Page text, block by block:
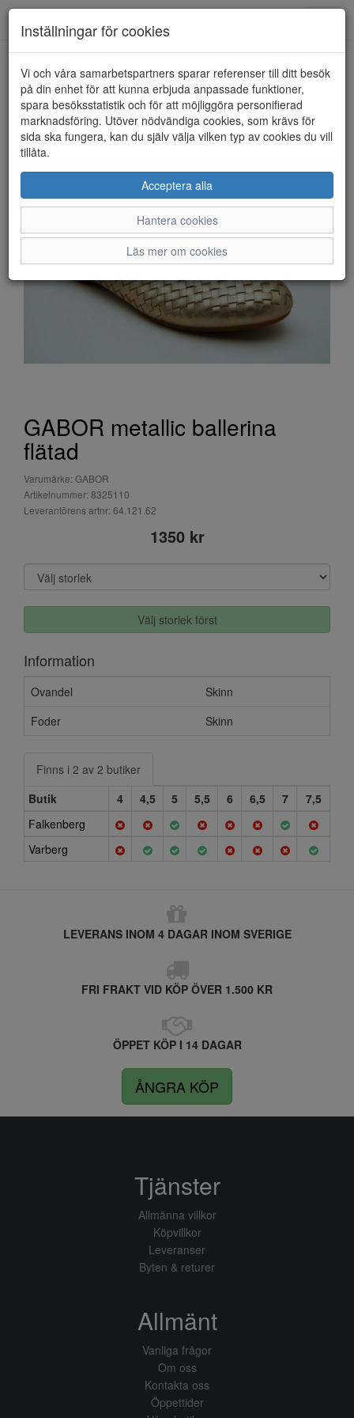
HEM GABOR
GABOR metallic ballerina
flätad
Varumärke: GABOR
Artikelnummer: 8325110
Leverantörens artnr: 64.121.62
1350 kr
Välj storlek först
Information
Ovandel
Skinn
Foder
Skinn
Finns i 2 av 2 butiker
Butik
4 4,5 5 5,5 6 6,5 7
7,5
Falkenberg
Varberg
LEVERANS INOM 4 DAGAR INOM SVERIGE
FRI FRAKT VID KÖP ÖVER 1.500 KR
ÖPPET KÖP I 14 DAGAR
ÅNGRA KÖP
Inställningar för cookies
Vi och våra samarbetspartners sparar referenser till ditt besök
på din enhet för att kunna erbjuda anpassade funktioner,
spara besöksstatistik och för att möjliggöra personifierad
marknadsföring. Utöver nödvändiga cookies, som krävs för
sida ska fungera, kan du själv välja vilken typ av cookies du vill
tillåta.
Acceptera alla
Hantera cookies
Läs mer om cookies
Tjänster
Allmänna villkor
Köpvillkor
Leveranser
Byten & returer
Allmänt
Vanliga frågor
Om oss
Kontakta oss
Öppettider